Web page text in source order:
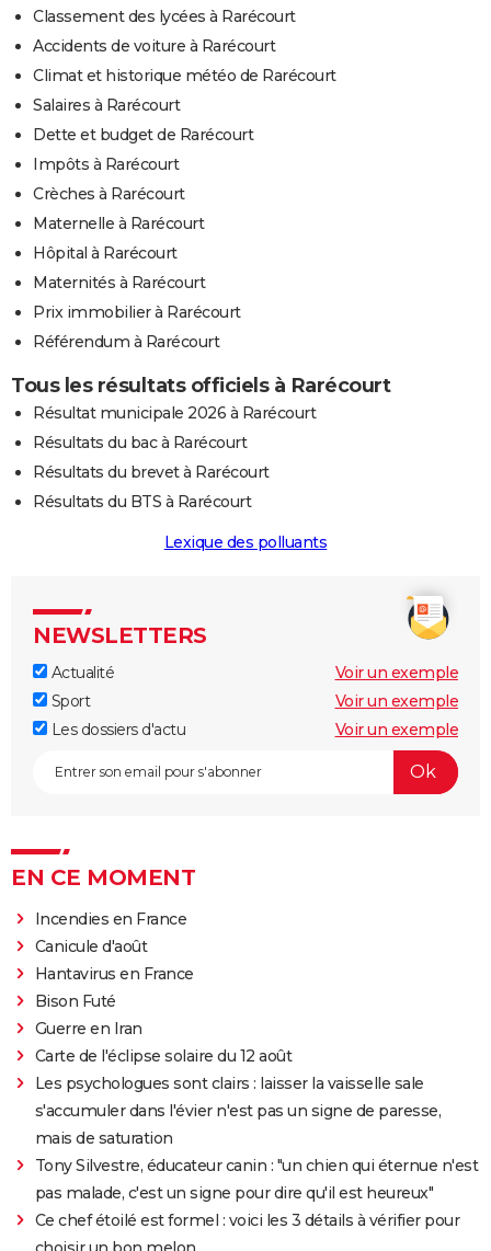
Classement des lycées à Rarécourt
Accidents de voiture à Rarécourt
Climat et historique météo de Rarécourt
Salaires à Rarécourt
Dette et budget de Rarécourt
Impôts à Rarécourt
Crèches à Rarécourt
Maternelle à Rarécourt
Hôpital à Rarécourt
Maternités à Rarécourt
Prix immobilier à Rarécourt
Référendum à Rarécourt
Tous les résultats officiels à Rarécourt
Résultat municipale 2026 à Rarécourt
Résultats du bac à Rarécourt
Résultats du brevet à Rarécourt
Résultats du BTS à Rarécourt
Lexique des polluants
NEWSLETTERS
Actualité
Voir un exemple
Sport
Voir un exemple
Les dossiers d'actu
Voir un exemple
EN CE MOMENT
Incendies en France
Canicule d'août
Hantavirus en France
Bison Futé
Guerre en Iran
Carte de l'éclipse solaire du 12 août
Les psychologues sont clairs : laisser la vaisselle sale
s'accumuler dans l'évier n'est pas un signe de paresse,
mais de saturation
Tony Silvestre, éducateur canin : "un chien qui éternue n'est
pas malade, c'est un signe pour dire qu'il est heureux"
Ce chef étoilé est formel : voici les 3 détails à vérifier pour